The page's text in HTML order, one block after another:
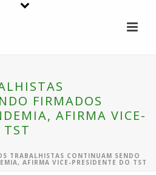
FIRMADOS
AFIRMA VICE-
TST
TRABALHISTAS CONTINUAM SENDO
AFIRMA VICE-PRESIDENTE DO TST